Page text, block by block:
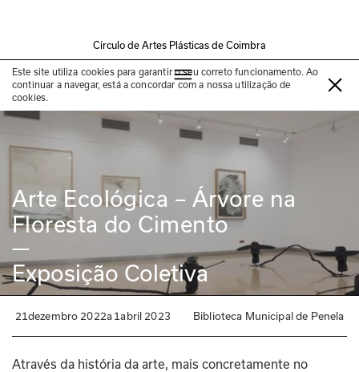
Círculo de Artes Plásticas de Coimbra
Este site utiliza cookies para garantir o seu correto funcionamento. Ao
continuar a navegar, está a concordar com a nossa utilização de
cookies.
Exposição passada
Arte Ecológica – Árvore na
Floresta do Cimento
—
Exposição Coletiva
21dezembro 2022a1abril 2023 Biblioteca Municipal de Penela
Através da história da arte, mais concretamente no